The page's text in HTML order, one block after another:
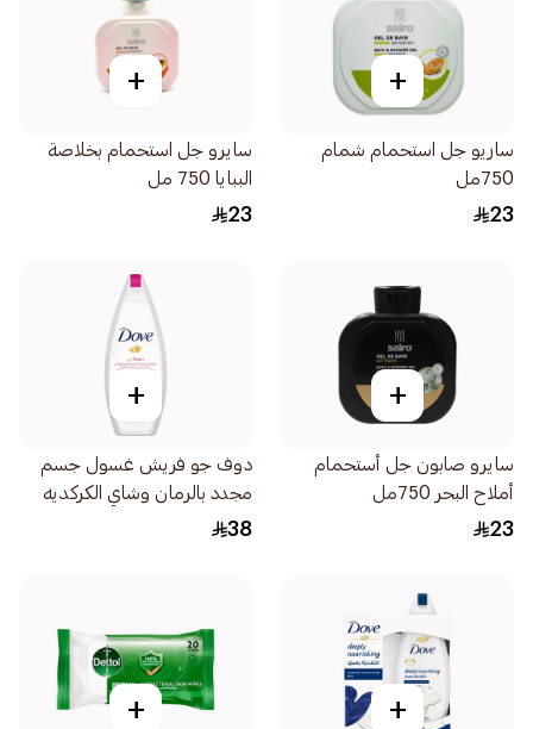
+
ساريو جل استحمام شمام
750مل
23
+
سايرو جل استحمام بخلاصة
الببايا 750 مل
23
+
سايرو صابون جل أستحمام
أملاح البحر 750مل
23
+
دوف جو فريش غسول جسم
مجدد بالرمان وشاي الكركديه
250مل
38
+
+